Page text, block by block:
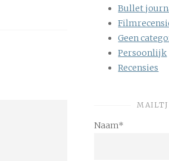
Bullet
Geen
Persoonlijk
Recensies
Naam*